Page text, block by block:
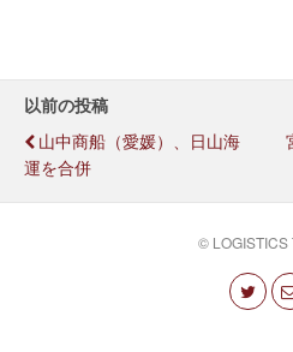
以前の投稿
山中商船（愛媛）、日山海
運を合併
© LOGISTICS